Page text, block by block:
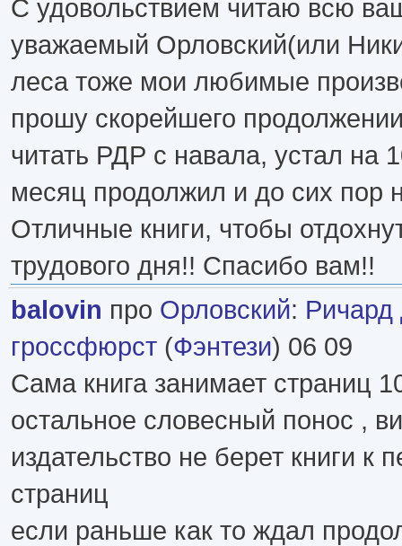
С удовольствием читаю всю
уважаемый Орловский(или
леса тоже мои любимые
прошу скорейшего
читать РДР с навала, устал на
месяц продолжил и до сих пор
Отличные книги, чтобы
трудового дня!! Спасибо вам!!
balovin про Орловский:
гроссфюрст (Фэнтези) 06 09
Сама книга занимает страниц
остальное словесный понос ,
издательство не берет книги к
страниц
если раньше как то ждал